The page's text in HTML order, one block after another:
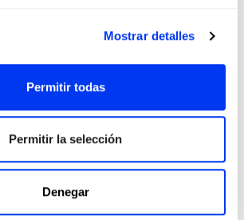
Mostrar detalles
Permitir todas
Permitir la selección
Denegar
11 Thirteen